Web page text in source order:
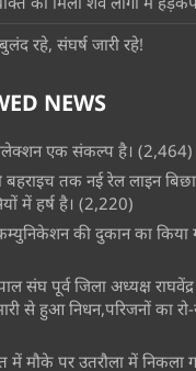
रहे, संघर्ष जारी रहे!
NEWS
एक संकल्प है। (2,464)
बहराइच तक नई रेल लाइन
में हर्ष है। (2,220)
कम्युनिकेशन की दुकान का किया
संघ पूर्व जिला अध्यक्ष राघवेंद्र
से हुआ निधन,परिजनों का
में मौके पर उतरौला में निकला